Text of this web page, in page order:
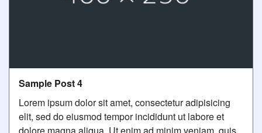
Sample Post 4
Lorem ipsum dolor sit amet, consectetur adipisicing
elit, sed do eiusmod tempor incididunt ut labore et